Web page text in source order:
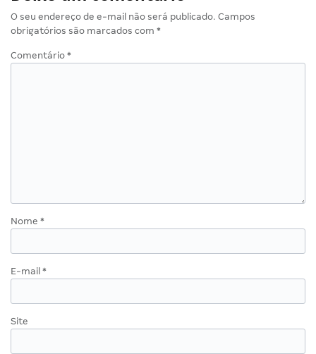
O seu endereço de e-mail não será publicado. Campos
obrigatórios são marcados com *
Comentário *
Nome *
E-mail *
Site